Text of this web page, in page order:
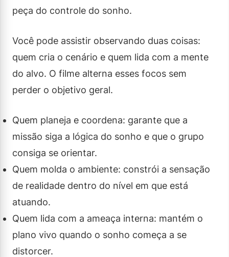
peça do controle do sonho.
Você pode assistir observando duas coisas:
quem cria o cenário e quem lida com a mente
do alvo. O filme alterna esses focos sem
perder o objetivo geral.
Quem planeja e coordena: garante que a
missão siga a lógica do sonho e que o grupo
consiga se orientar.
Quem molda o ambiente: constrói a sensação
de realidade dentro do nível em que está
atuando.
Quem lida com a ameaça interna: mantém o
plano vivo quando o sonho começa a se
distorcer.